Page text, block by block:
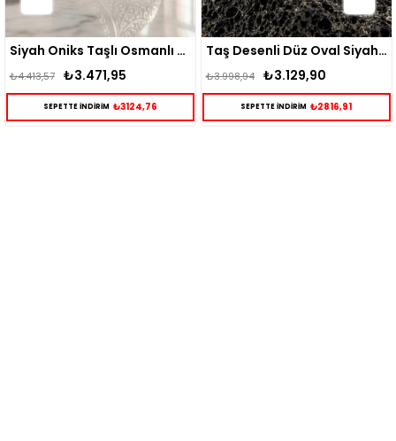
Siyah Oniks Taşlı Osmanlı Desenli Gümüş Yüzük
Taş Desenli Düz Oval Siyah Oniks Taşlı Erkek Gümüş Yüzük
₺3.129,90
₺3.998,94
SEPETTE İNDİRİM ₺2816,91
₺3.015,88
₺3.865,67
SEPETTE İNDİRİM ₺2714,29